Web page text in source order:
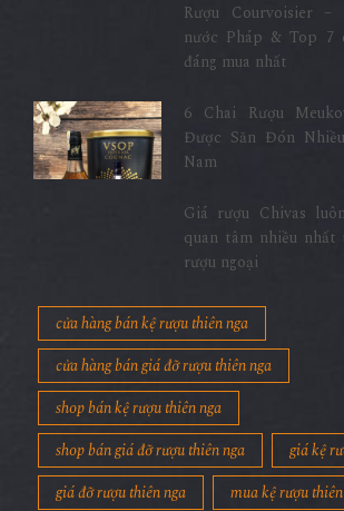
Rượu Courvoisier –
nước Pháp & Top 7
đáng mua nhất
6 Chai Rượu
Được Săn Đón
Nam
Giá rượu Chivas
quan tâm nhiều
rượu ngoại
cửa hàng bán kệ rượu thiên nga
cửa hàng bán giá đỡ rượu thiên nga
shop bán kệ rượu thiên nga
shop bán giá đỡ rượu thiên nga
giá kệ
giá đỡ rượu thiên nga
mua kệ rượu